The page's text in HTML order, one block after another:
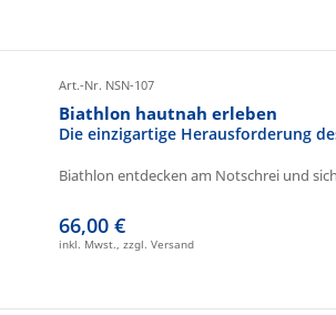
Art.-Nr. NSN-107
Biathlon hautnah erleben
Die einzigartige Herausforderung
Biathlon entdecken am Notschrei und
66,00 €
inkl. Mwst., zzgl. Versand